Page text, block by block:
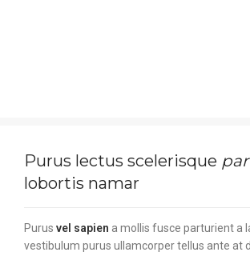
Purus lectus scelerisque
lobortis namar
Purus vel sapien a mollis fusce parturient a
vestibulum purus ullamcorper tellus ante at